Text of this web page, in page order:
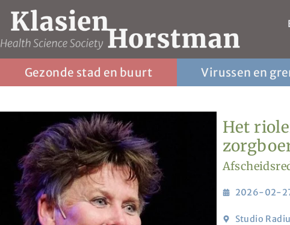
Gezonde stad en buurt Virussen en
Het
2026-02-
Studio